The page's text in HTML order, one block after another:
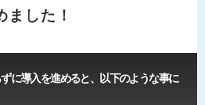
ました！
に導入を進めると、以下のような事に